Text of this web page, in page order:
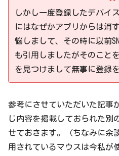
しかし一度登録したデバイ
にはなぜかアプリからは消
悩しまして、その時に以前
も引用しましたがそのこと
を見つけまして無事に登録
参考にさせていただいた記事
じ内容を掲載しておられた別
せておきます。（ちなみに余
用されているマウスは今私が